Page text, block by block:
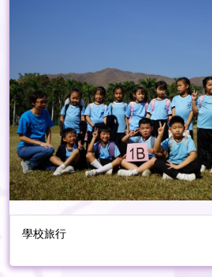
學校旅行